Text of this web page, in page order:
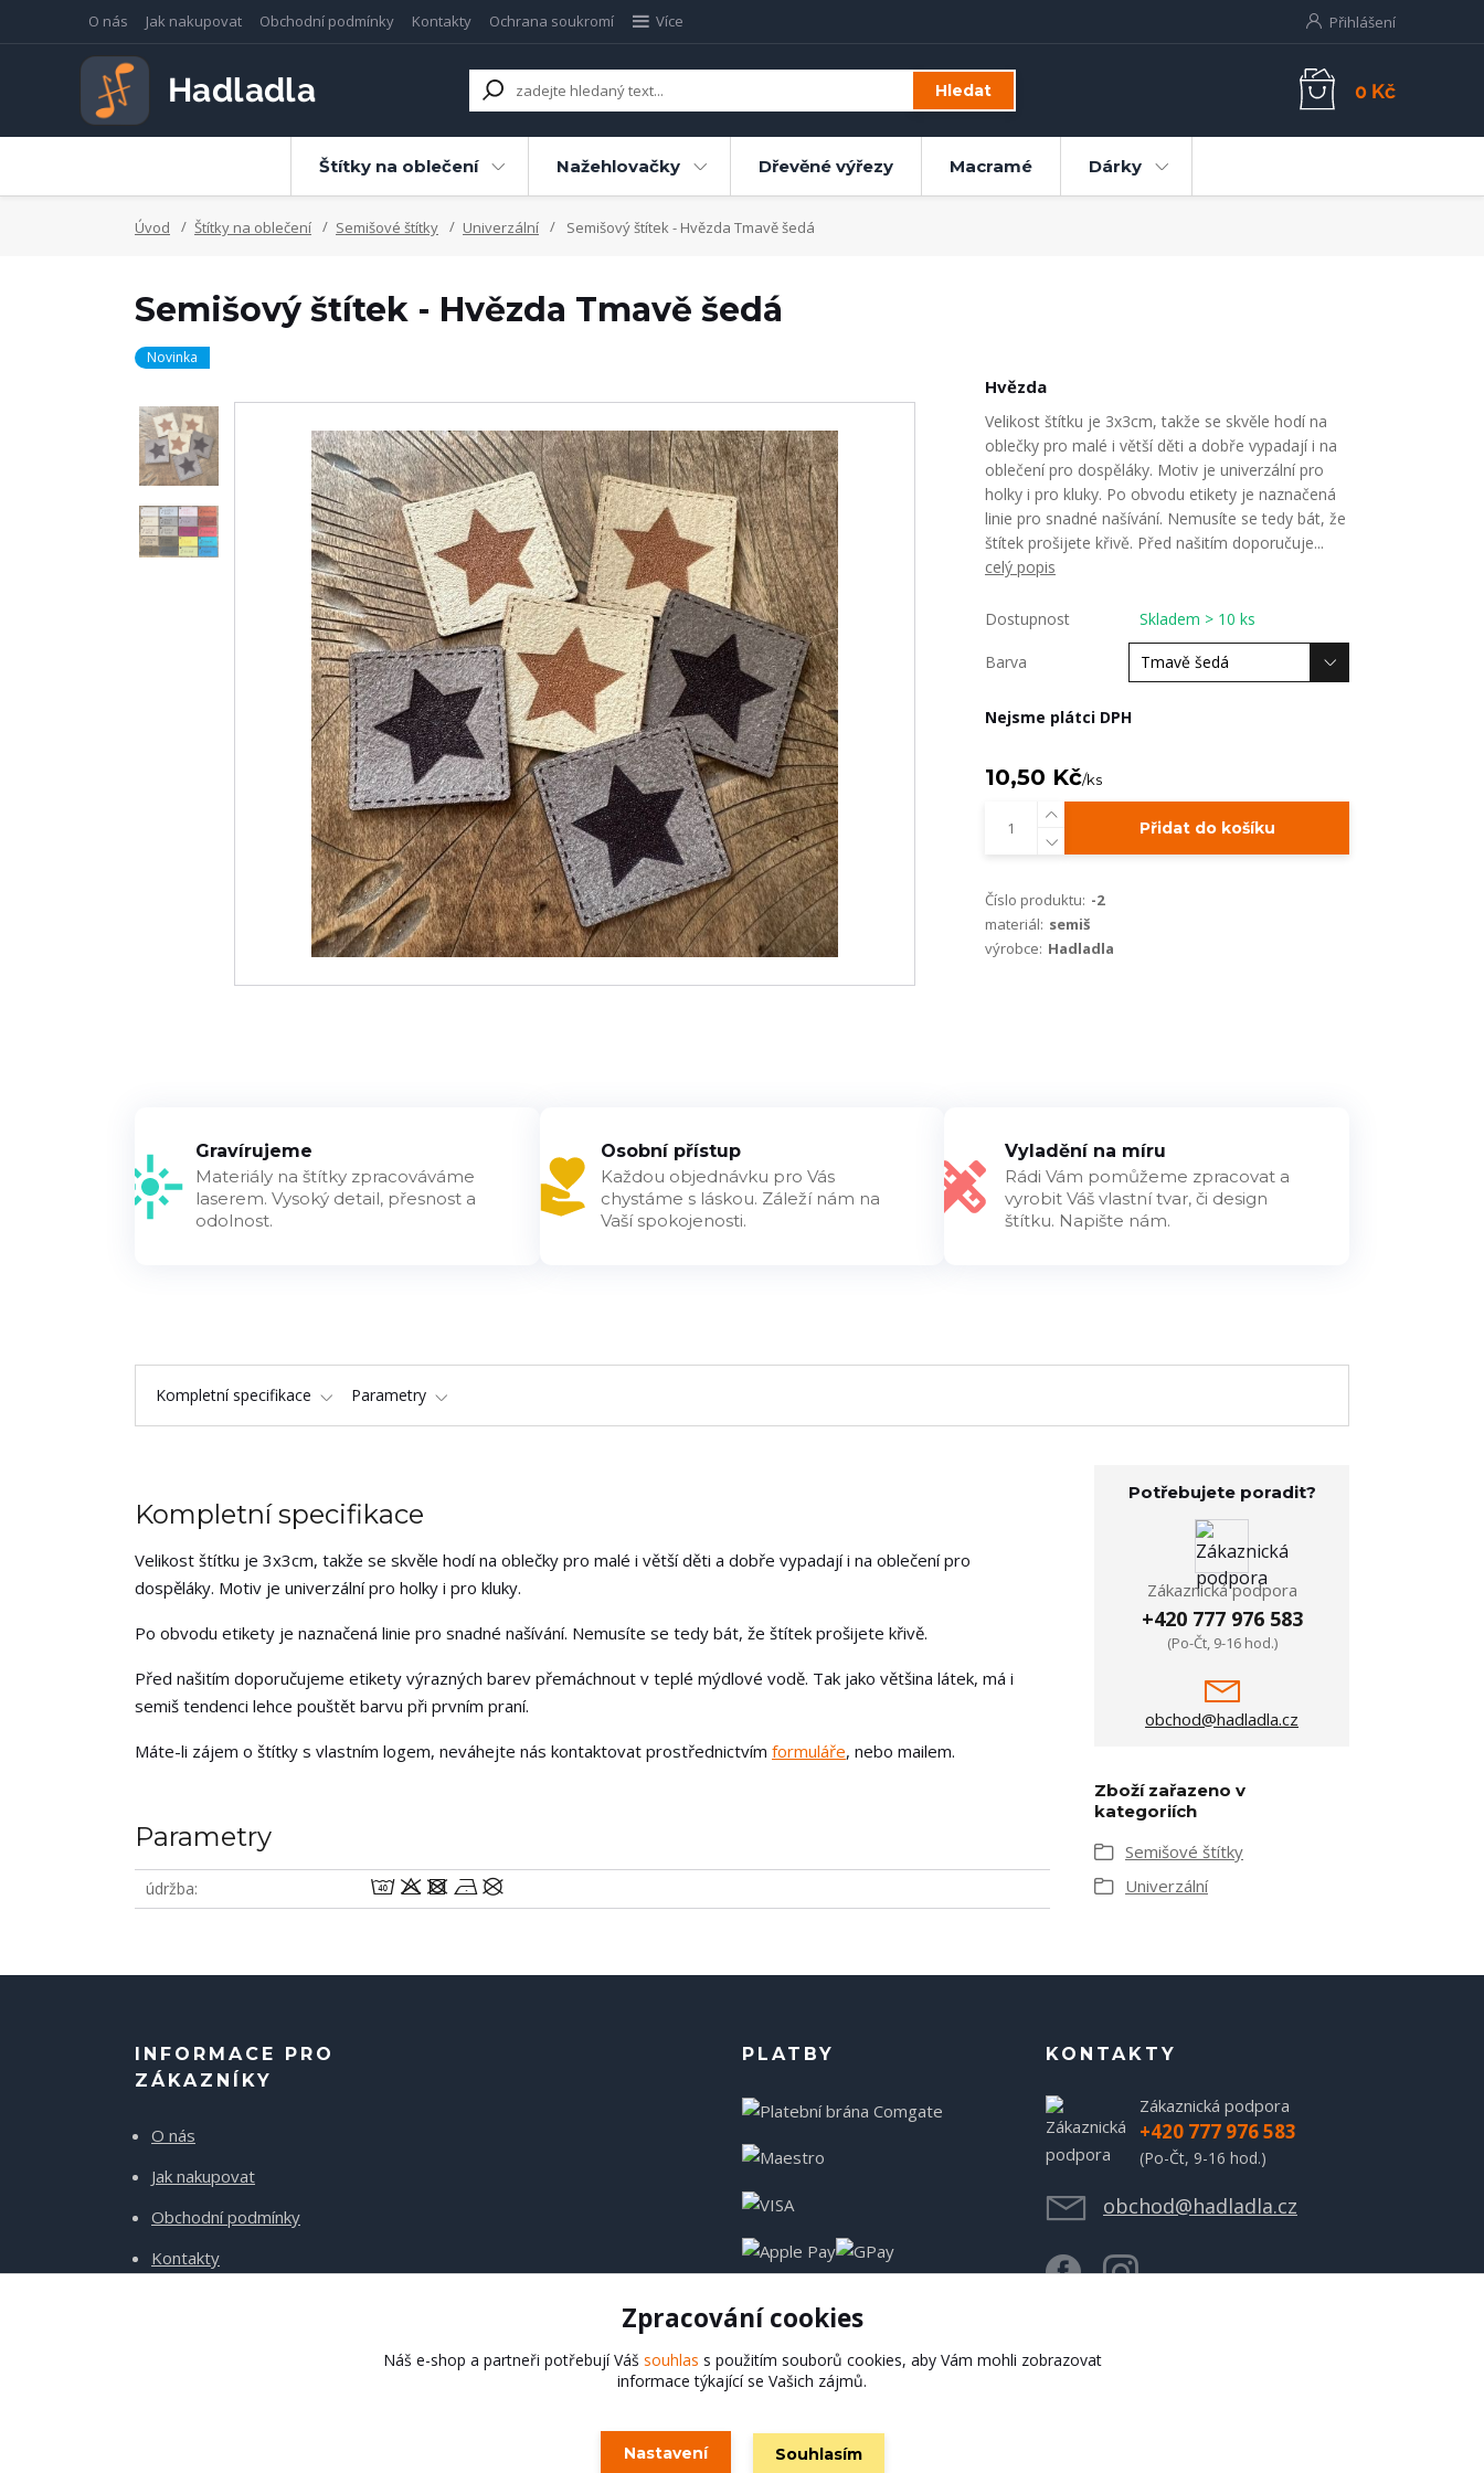
O nás Jak nakupovat Obchodní podmínky Kontakty Ochrana soukromí Více Přihlášení
Hledat 0 Kč
Štítky na oblečení Nažehlovačky Dřevěné výřezy Macramé Dárky
Úvod Štítky na oblečení Semišové štítky Univerzální Semišový štítek - Hvězda Tmavě šedá
Semišový štítek - Hvězda Tmavě šedá
Novinka
Hvězda
Velikost štítku je 3x3cm, takže se skvěle hodí na
oblečky pro malé i větší děti a dobře vypadají i na
oblečení pro dospěláky. Motiv je univerzální pro
holky i pro kluky. Po obvodu etikety je naznačená
linie pro snadné našívání. Nemusíte se tedy bát, že
štítek prošijete křivě. Před našitím doporučuje...
celý popis
Dostupnost Skladem > 10 ks
Barva
Nejsme plátci DPH
10,50 Kč/ks
Přidat do košíku
Číslo produktu: -2
materiál: semiš
výrobce: Hadladla
Gravírujeme
Materiály na štítky zpracováváme
laserem. Vysoký detail, přesnost a
odolnost.
Osobní přístup
Každou objednávku pro Vás
chystáme s láskou. Záleží nám na
Vaší spokojenosti.
Vyladění na míru
Rádi Vám pomůžeme zpracovat a
vyrobit Váš vlastní tvar, či design
štítku. Napište nám.
Kompletní specifikace Parametry
Kompletní specifikace
Velikost štítku je 3x3cm, takže se skvěle hodí na oblečky pro malé i větší děti a dobře vypadají i na oblečení pro
dospěláky. Motiv je univerzální pro holky i pro kluky.
Po obvodu etikety je naznačená linie pro snadné našívání. Nemusíte se tedy bát, že štítek prošijete křivě.
Před našitím doporučujeme etikety výrazných barev přemáchnout v teplé mýdlové vodě. Tak jako většina látek, má i
semiš tendenci lehce pouštět barvu při prvním praní.
Máte-li zájem o štítky s vlastním logem, neváhejte nás kontaktovat prostřednictvím formuláře, nebo mailem.
Parametry
údržba 8odnU
Potřebujete poradit?
Zákaznická podpora
+420 777 976 583
(Po-Čt, 9-16 hod.)
obchod@hadladla.cz
Zboží zařazeno v
kategoriích
Semišové štítky
Univerzální
INFORMACE PRO
ZÁKAZNÍKY
O nás
Jak nakupovat
Obchodní podmínky
Kontakty
PLATBY KONTAKTY
Zákaznická podpora
+420 777 976 583
(Po-Čt, 9-16 hod.)
obchod@hadladla.cz
Hadladla.cz
Zpracování cookies
Náš e-shop a partneři potřebují Váš souhlas s použitím souborů cookies, aby Vám mohli zobrazovat
informace týkající se Vašich zájmů.
Nastavení Souhlasím